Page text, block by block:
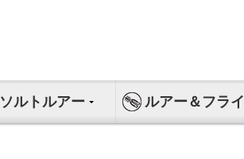
ソルトルアー ルアー＆フライ